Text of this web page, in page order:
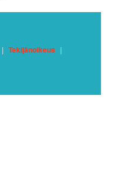
| Tekijänoikeus |